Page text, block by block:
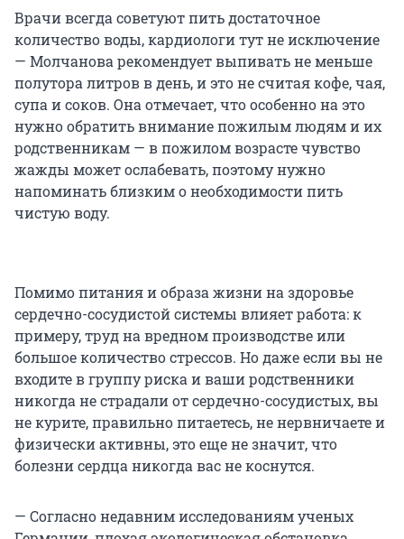
Врачи всегда советуют пить достаточное
количество воды, кардиологи тут не исключение
— Молчанова рекомендует выпивать не меньше
полутора литров в день, и это не считая кофе, чая,
супа и соков. Она отмечает, что особенно на это
нужно обратить внимание пожилым людям и их
родственникам — в пожилом возрасте чувство
жажды может ослабевать, поэтому нужно
напоминать близким о необходимости пить
чистую воду.
Помимо питания и образа жизни на здоровье
сердечно-сосудистой системы влияет работа: к
примеру, труд на вредном производстве или
большое количество стрессов. Но даже если вы не
входите в группу риска и ваши родственники
никогда не страдали от сердечно-сосудистых, вы
не курите, правильно питаетесь, не нервничаете и
физически активны, это еще не значит, что
болезни сердца никогда вас не коснутся.
— Согласно недавним исследованиям ученых